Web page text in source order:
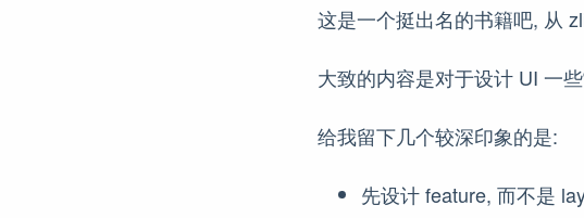
这是一个挺出名的书籍吧, 从
大致的内容是对于设计 UI 一
给我留下几个较深印象的是:
先设计 feature, 而不是